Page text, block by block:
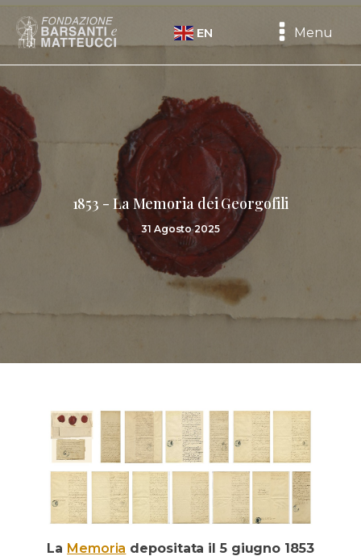
EN Menu
1853 - La Memoria dei Georgofili
31 Agosto 2025
La Memoria depositata il 5 giugno 1853